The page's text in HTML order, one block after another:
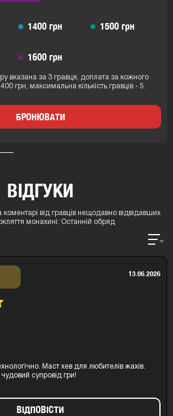
1400 грн 1500 грн
1600 грн
вказана за 3 гравця, доплата за кожного
грн, максимальна кількість гравців - 5.
БРОНЮВАТИ
ВІДГУКИ
коментарі від гравців нещодавно відвідавших
монахині: Останній обряд
13.06.2026
Маст хев для любителів жахів.
супровід гри!
ВIДПОВIСТИ